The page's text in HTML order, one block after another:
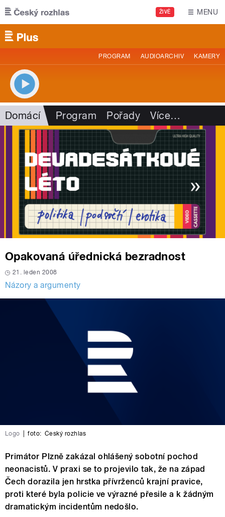
Přejít k hlavnímu obsahu
ŽIVĚ MENU
PROGRAM AUDIOARCHIV KAMERY
Domácí Program Pořady Více…
Opakovaná úřednická bezradnost
21. leden 2008
Názory a argumenty
Logo foto: Český rozhlas
Primátor Plzně zakázal ohlášený sobotní pochod
neonacistů. V praxi se to projevilo tak, že na západ
Čech dorazila jen hrstka přívrženců krajní pravice,
proti které byla policie ve výrazné přesile a k žádným
dramatickým incidentům nedošlo.